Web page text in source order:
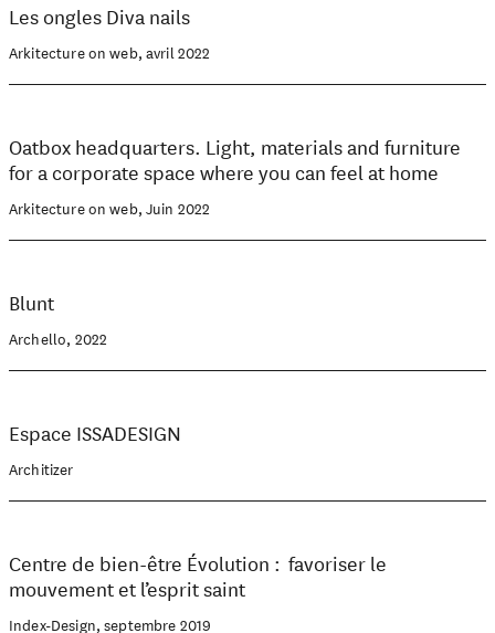
Les ongles Diva nails
Arkitecture on web, avril 2022
Oatbox headquarters. Light, materials and furniture
for a corporate space where you can feel at home
Arkitecture on web, Juin 2022
Blunt
Archello, 2022
Espace ISSADESIGN
Architizer
Centre de bien-être Évolution : favoriser le
mouvement et l’esprit saint
Index-Design, septembre 2019